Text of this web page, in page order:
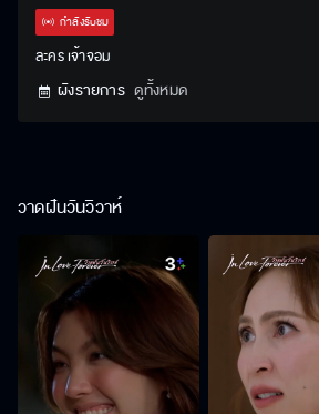
กำลังรับชม
ละคร เจ้าจอม
ผังรายการ ดูทั้งหมด
วาดฝันวันวิวาห์